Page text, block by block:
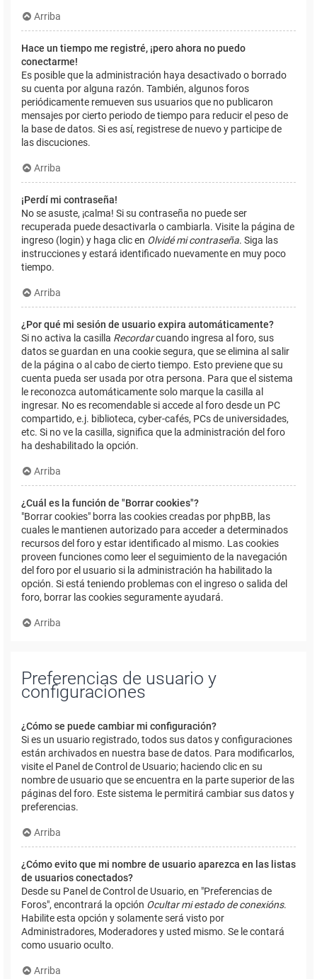
Arriba
Hace un tiempo me registré, ¡pero ahora no puedo
conectarme!
Es posible que la administración haya desactivado o borrado
su cuenta por alguna razón. También, algunos foros
periódicamente remueven sus usuarios que no publicaron
mensajes por cierto periodo de tiempo para reducir el peso de
la base de datos. Si es así, registrese de nuevo y participe de
las discuciones.
Arriba
¡Perdí mi contraseña!
No se asuste, ¡calma! Si su contraseña no puede ser
recuperada puede desactivarla o cambiarla. Visite la página de
ingreso (login) y haga clic en Olvidé mi contraseña. Siga las
instrucciones y estará identificado nuevamente en muy poco
tiempo.
Arriba
¿Por qué mi sesión de usuario expira automáticamente?
Si no activa la casilla Recordarcuando ingresa al foro, sus
datos se guardan en una cookie segura, que se elimina al salir
de la página o al cabo de cierto tiempo. Esto previene que su
cuenta pueda ser usada por otra persona. Para que el sistema
le reconozca automáticamente solo marque la casilla al
ingresar. No es recomendable si accede al foro desde un PC
compartido, e.j. biblioteca, cyber-cafés, PCs de universidades,
etc. Si no ve la casilla, significa que la administración del foro
ha deshabilitado la opción.
Arriba
¿Cuál es la función de "Borrar cookies"?
"Borrar cookies" borra las cookies creadas por phpBB, las
cuales le mantienen autorizado para acceder a determinados
recursos del foro y estar identificado al mismo. Las cookies
proveen funciones como leer el seguimiento de la navegación
del foro por el usuario si la administración ha habilitado la
opción. Si está teniendo problemas con el ingreso o salida del
foro, borrar las cookies seguramente ayudará.
Arriba
Preferencias de usuario y
configuraciones
¿Cómo se puede cambiar mi configuración?
Si es un usuario registrado, todos sus datos y configuraciones
están archivados en nuestra base de datos. Para modificarlos,
visite el Panel de Control de Usuario; haciendo clic en su
nombre de usuario que se encuentra en la parte superior de las
páginas del foro. Este sistema le permitirá cambiar sus datos y
preferencias.
Arriba
¿Cómo evito que mi nombre de usuario aparezca en las listas
de usuarios conectados?
Desde su Panel de Control de Usuario, en "Preferencias de
Foros", encontrará la opción Ocultar mi estado de conexións.
Habilite esta opción y solamente será visto por
Administradores, Moderadores y usted mismo. Se le contará
como usuario oculto.
Arriba